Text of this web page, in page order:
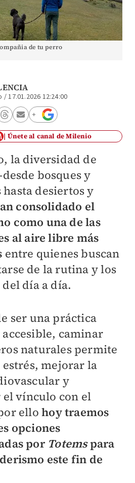
de tu perro
/17.01.2026 12:24:00
Únete al canal de Milenio
la diversidad de
bosques y
desiertos y
consolidado el
como una de las
al aire libre más
entre quienes buscan
de la rutina y los
día a día.
ser una práctica
caminar
naturales permite
mejorar la
y
vínculo con el
ellohoy traemos
opciones
por Totemspara
este fin de